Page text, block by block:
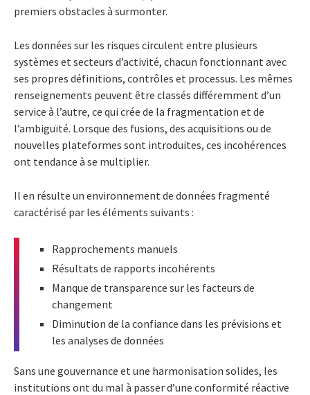
premiers obstacles à surmonter.
Les données sur les risques circulent entre plusieurs
systèmes et secteurs d’activité, chacun fonctionnant avec
ses propres définitions, contrôles et processus. Les mêmes
renseignements peuvent être classés différemment d’un
service à l’autre, ce qui crée de la fragmentation et de
l’ambiguïté. Lorsque des fusions, des acquisitions ou de
nouvelles plateformes sont introduites, ces incohérences
ont tendance à se multiplier.
Il en résulte un environnement de données fragmenté
caractérisé par les éléments suivants :
Rapprochements manuels
Résultats de rapports incohérents
Manque de transparence sur les facteurs de
changement
Diminution de la confiance dans les prévisions et
les analyses de données
Sans une gouvernance et une harmonisation solides, les
institutions ont du mal à passer d’une conformité réactive